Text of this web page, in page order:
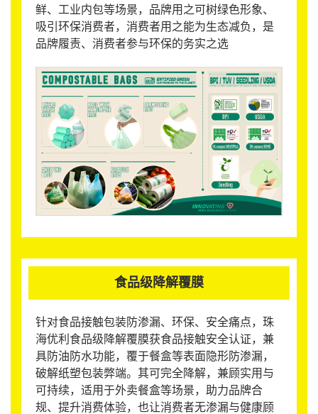
鲜、工业内包等场景，品牌用之可树绿色形象、
吸引环保消费者，消费者用之能为生态减负，是
品牌履责、消费者参与环保的务实之选
食品级降解覆膜
针对食品接触包装防渗漏、环保、安全痛点，珠
海优利食品级降解覆膜获食品接触安全认证，兼
具防油防水功能，覆于餐盒等表面隐形防渗漏，
破解纸塑包装弊端。其可完全降解，兼顾实用与
可持续，适用于外卖餐盒等场景，助力品牌合
规、提升消费体验，也让消费者无渗漏与健康顾